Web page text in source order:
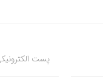
پست